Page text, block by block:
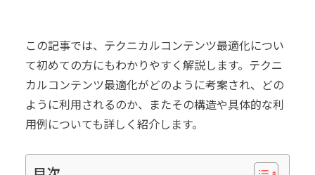
この記事では、テクニカルコンテンツ最適化につい
て初めての方にもわかりやすく解説します。テクニ
カルコンテンツ最適化がどのように考案され、どの
ように利用されるのか、またその構造や具体的な利
用例についても詳しく紹介します。